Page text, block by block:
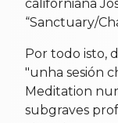
californiana
“Sanctuary/
Por todo isto,
"unha sesión
Meditation
subgraves